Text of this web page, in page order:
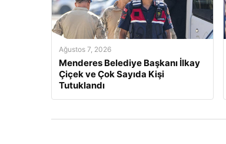
Ağustos 7, 2026
Menderes Belediye Başkanı İlkay
Çiçek ve Çok Sayıda Kişi
Tutuklandı